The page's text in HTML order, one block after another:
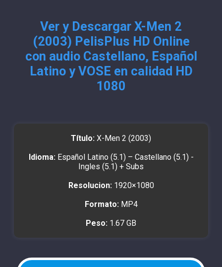
Ver y Descargar X-Men 2
(2003) PelisPlus HD Online
con audio Castellano, Español
Latino y VOSE en calidad HD
1080
Título: X-Men 2 (2003)
Idioma: Español Latino (5.1) – Castellano (5.1) -
Ingles (5.1) + Subs
Resolucion: 1920×1080
Formato: MP4
Peso: 1.67 GB